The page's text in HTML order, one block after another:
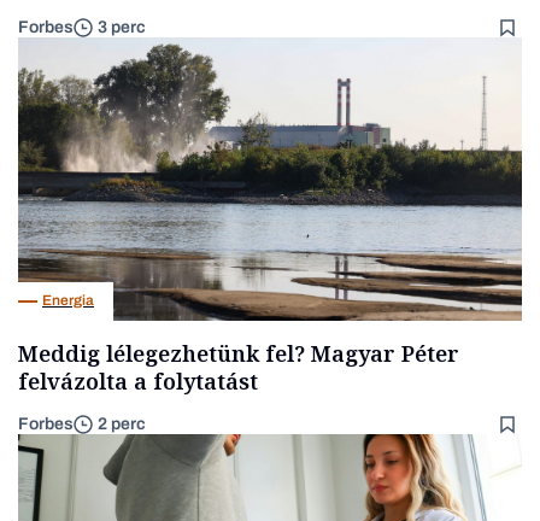
Forbes 3 perc
Energia
Meddig lélegezhetünk fel? Magyar Péter
felvázolta a folytatást
Forbes 2 perc